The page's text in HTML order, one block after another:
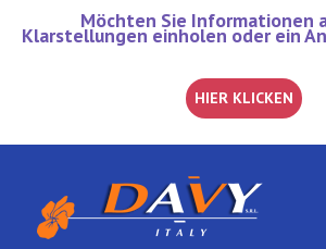
Möchten Sie Informationen
Klarstellungen einholen oder ein
HIER KLICKEN